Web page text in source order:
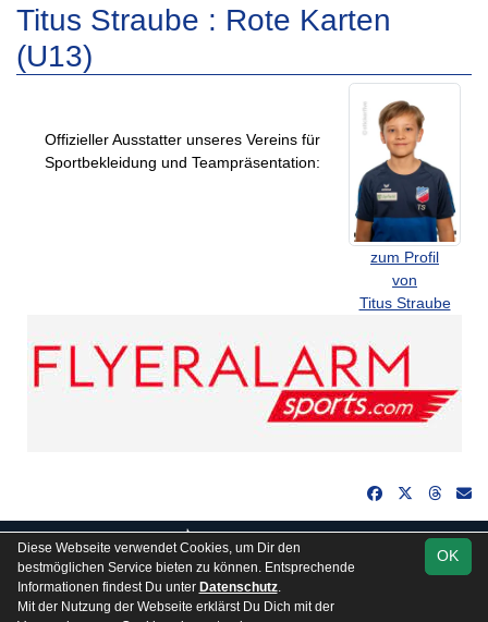
Titus Straube : Rote Karten
(U13)
zum Profil
von
Titus Straube
Offizieller Ausstatter unseres Vereins für
Sportbekleidung und Teampräsentation:
soccero.de
Besucherstatistik Kontakt Impressum
Datenschutz
OK
Diese Webseite verwendet Cookies, um Dir den
bestmöglichen Service bieten zu können. Entsprechende
Informationen findest Du unter Datenschutz.
Mit der Nutzung der Webseite erklärst Du Dich mit der